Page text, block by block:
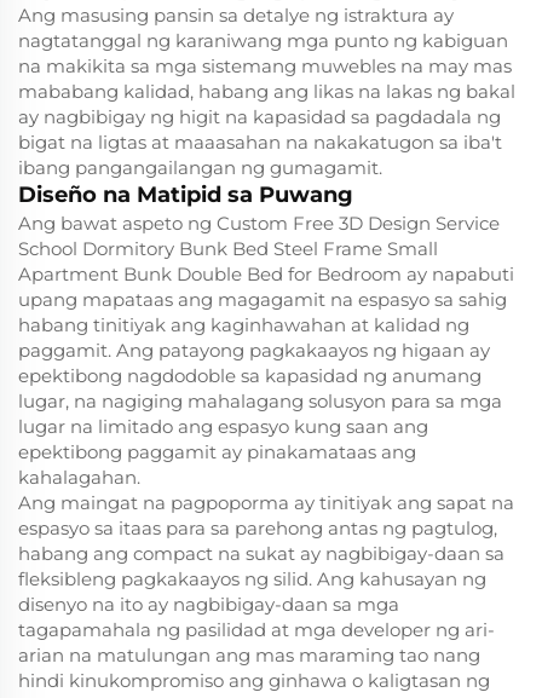
Ang masusing pansin sa detalye ng istraktura ay
nagtatanggal ng karaniwang mga punto ng kabiguan
na makikita sa mga sistemang muwebles na may mas
mababang kalidad, habang ang likas na lakas ng bakal
ay nagbibigay ng higit na kapasidad sa pagdadala ng
bigat na ligtas at maaasahan na nakakatugon sa iba't
ibang pangangailangan ng gumagamit.
Diseño na Matipid sa Puwang
Ang bawat aspeto ng Custom Free 3D Design Service
School Dormitory Bunk Bed Steel Frame Small
Apartment Bunk Double Bed for Bedroom ay napabuti
upang mapataas ang magagamit na espasyo sa sahig
habang tinitiyak ang kaginhawahan at kalidad ng
paggamit. Ang patayong pagkakaayos ng higaan ay
epektibong nagdodoble sa kapasidad ng anumang
lugar, na nagiging mahalagang solusyon para sa mga
lugar na limitado ang espasyo kung saan ang
epektibong paggamit ay pinakamataas ang
kahalagahan.
Ang maingat na pagpoporma ay tinitiyak ang sapat na
espasyo sa itaas para sa parehong antas ng pagtulog,
habang ang compact na sukat ay nagbibigay-daan sa
fleksibleng pagkakaayos ng silid. Ang kahusayan ng
disenyo na ito ay nagbibigay-daan sa mga
tagapamahala ng pasilidad at mga developer ng ari-
arian na matulungan ang mas maraming tao nang
hindi kinukompromiso ang ginhawa o kaligtasan ng